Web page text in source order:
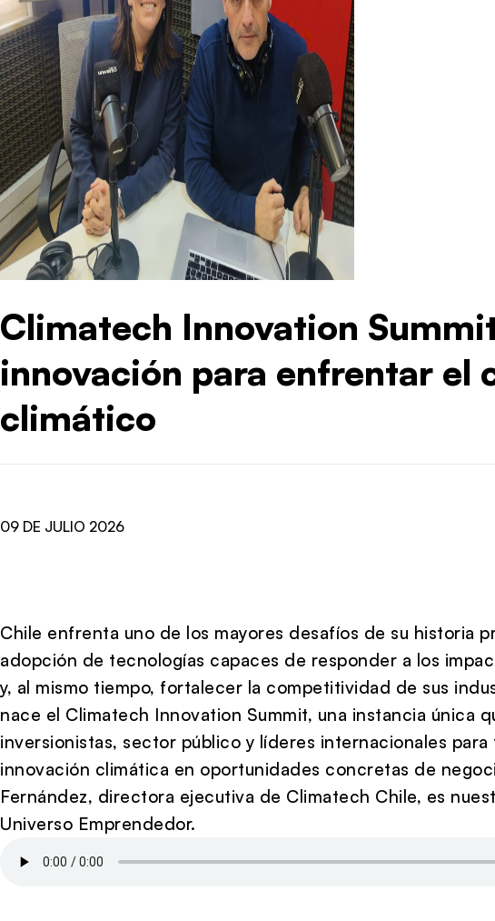
Climatech Innovation
innovación para enfrentar el
climático
09 DE JULIO 2026
Chile enfrenta uno de los mayores desafíos de su historia
adopción de tecnologías capaces de responder a los
y, al mismo tiempo, fortalecer la competitividad de sus
nace el Climatech Innovation Summit, una instancia única
inversionistas, sector público y líderes internacionales para
innovación climática en oportunidades concretas de
Fernández, directora ejecutiva de Climatech Chile, es
Universo Emprendedor.